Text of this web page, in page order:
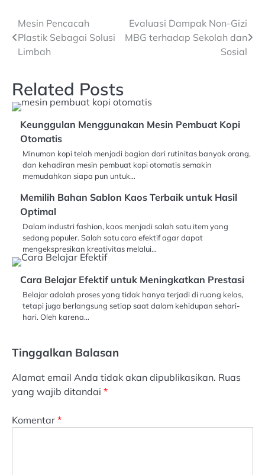
Navigasi
pos
Mesin Pencacah
Plastik Sebagai Solusi
Limbah
Evaluasi Dampak Non-Gizi
MBG terhadap Sekolah dan
Sosial
Related Posts
Keunggulan Menggunakan Mesin Pembuat Kopi
Otomatis
Minuman kopi telah menjadi bagian dari rutinitas banyak orang,
dan kehadiran mesin pembuat kopi otomatis semakin
memudahkan siapa pun untuk…
Memilih Bahan Sablon Kaos Terbaik untuk Hasil
Optimal
Dalam industri fashion, kaos menjadi salah satu item yang
sedang populer. Salah satu cara efektif agar dapat
mengekspresikan kreativitas melalui…
Cara Belajar Efektif untuk Meningkatkan Prestasi
Belajar adalah proses yang tidak hanya terjadi di ruang kelas,
tetapi juga berlangsung setiap saat dalam kehidupan sehari-
hari. Oleh karena…
Tinggalkan Balasan
Alamat email Anda tidak akan dipublikasikan. Ruas
yang wajib ditandai *
Komentar *